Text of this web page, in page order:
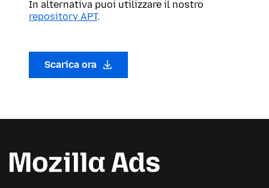
In alternativa puoi utilizzare il nostro
repository APT.
Scarica ora